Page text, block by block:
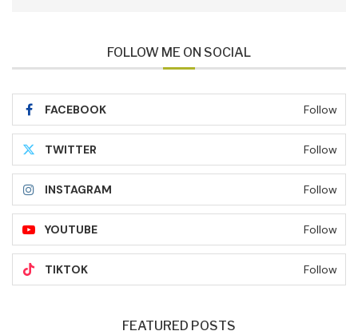
FOLLOW ME ON SOCIAL
FACEBOOK Follow
TWITTER Follow
INSTAGRAM Follow
YOUTUBE Follow
TIKTOK Follow
FEATURED POSTS